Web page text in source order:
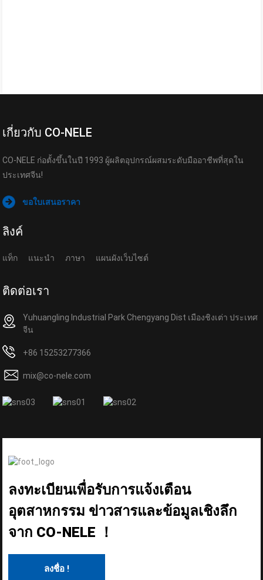
เกี่ยวกับ CO-NELE
CO-NELE ก่อตั้งขึ้นในปี 1993 ผู้ผลิตอุปกรณ์ผสมระดับมืออาชีพที่สุดใน
ประเทศจีน!
ขอใบเสนอราคา
ลิงค์
แท็ก แนะนำ ภาษา แผนผังเว็บไซต์
ติดต่อเรา
Yuhuangling Industrial Park Chengyang Dist เมืองชิงเต่า ประเทศ
จีน
+86 15253277366
mix@co-nele.com
ลงทะเบียนเพื่อรับการแจ้งเตือน
อุตสาหกรรม ข่าวสารและข้อมูลเชิงลึก
จาก CO-NELE ！
ลงชื่อ !